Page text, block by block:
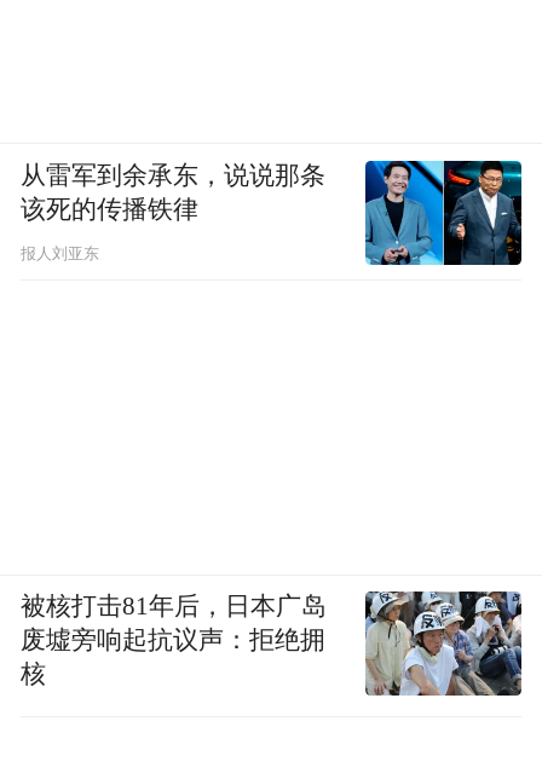
从雷军到余承东，说说那条
该死的传播铁律
报人刘亚东
被核打击81年后，日本广岛
废墟旁响起抗议声：拒绝拥
核